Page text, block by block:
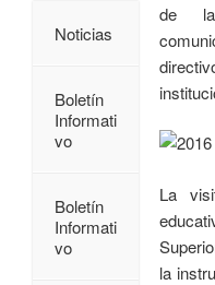
de
La
la
Noticias
Boletín
Informati
vo
Boletín
Informati
vo